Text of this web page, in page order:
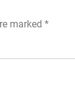
marked *